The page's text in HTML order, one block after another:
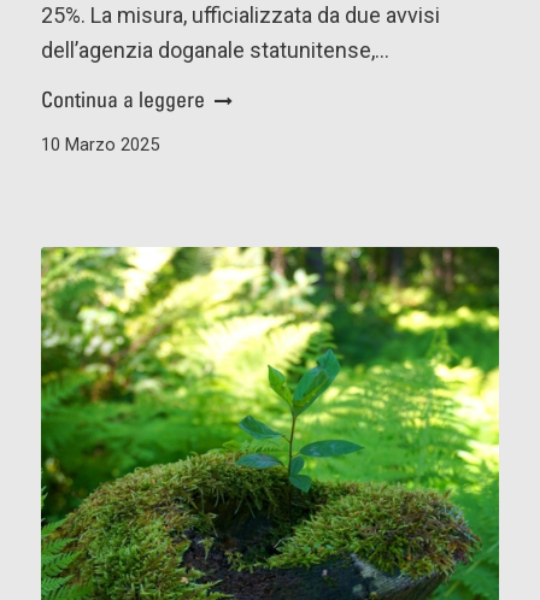
25%. La misura, ufficializzata da due avvisi
dell’agenzia doganale statunitense,…
Continua a leggere
10 Marzo 2025